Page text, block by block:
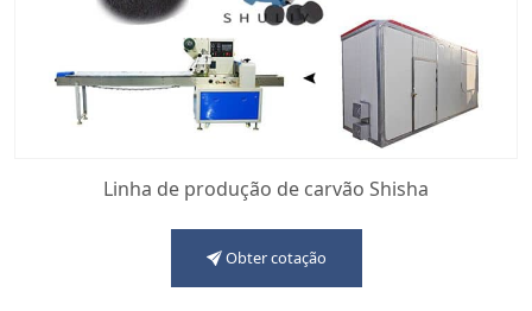
Linha de produção de carvão Shisha
Obter cotação